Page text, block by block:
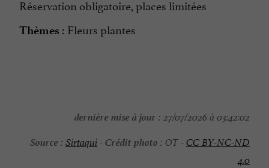
Réservation obligatoire, places limitées
Thèmes : Fleurs plantes
dernière mise à jour : 27/07/2026 à 03:42:02
Source : Sirtaqui-Crédit photo : OT -CC BY-NC-ND
4.0